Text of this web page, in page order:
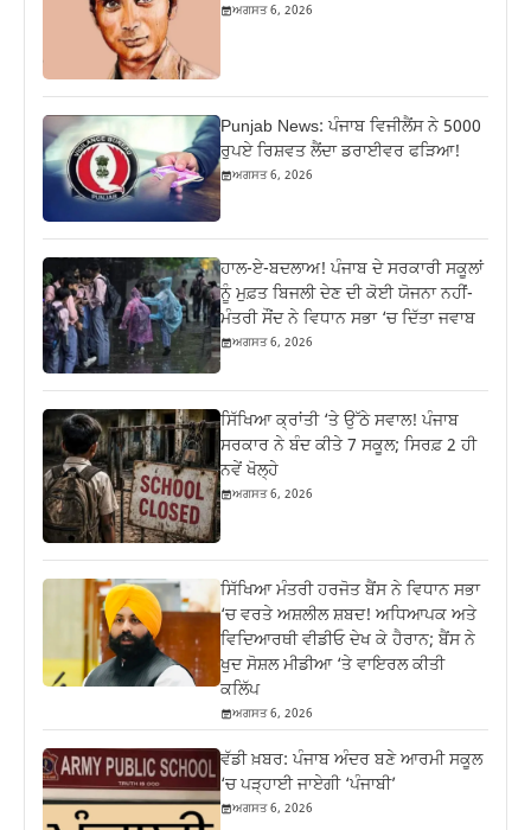
ਅਗਸਤ 6, 2026
Punjab News: ਪੰਜਾਬ ਵਿਜੀਲੈਂਸ ਨੇ 5000
ਰੁਪਏ ਰਿਸ਼ਵਤ ਲੈਂਦਾ ਡਰਾਈਵਰ ਫੜਿਆ!
ਅਗਸਤ 6, 2026
ਹਾਲ-ਏ-ਬਦਲਾਅ! ਪੰਜਾਬ ਦੇ ਸਰਕਾਰੀ ਸਕੂਲਾਂ
ਨੂੰ ਮੁਫ਼ਤ ਬਿਜਲੀ ਦੇਣ ਦੀ ਕੋਈ ਯੋਜਨਾ ਨਹੀਂ-
ਮੰਤਰੀ ਸੌਂਦ ਨੇ ਵਿਧਾਨ ਸਭਾ ‘ਚ ਦਿੱਤਾ ਜਵਾਬ
ਅਗਸਤ 6, 2026
ਸਿੱਖਿਆ ਕ੍ਰਾਂਤੀ ‘ਤੇ ਉੱਠੇ ਸਵਾਲ! ਪੰਜਾਬ
ਸਰਕਾਰ ਨੇ ਬੰਦ ਕੀਤੇ 7 ਸਕੂਲ; ਸਿਰਫ਼ 2 ਹੀ
ਨਵੇਂ ਖੋਲ੍ਹੇ
ਅਗਸਤ 6, 2026
ਸਿੱਖਿਆ ਮੰਤਰੀ ਹਰਜੋਤ ਬੈਂਸ ਨੇ ਵਿਧਾਨ ਸਭਾ
‘ਚ ਵਰਤੇ ਅਸ਼ਲੀਲ ਸ਼ਬਦ! ਅਧਿਆਪਕ ਅਤੇ
ਵਿਦਿਆਰਥੀ ਵੀਡੀਓ ਦੇਖ ਕੇ ਹੈਰਾਨ; ਬੈਂਸ ਨੇ
ਖੁਦ ਸੋਸ਼ਲ ਮੀਡੀਆ ‘ਤੇ ਵਾਇਰਲ ਕੀਤੀ
ਕਲਿੱਪ
ਅਗਸਤ 6, 2026
ਵੱਡੀ ਖ਼ਬਰ: ਪੰਜਾਬ ਅੰਦਰ ਬਣੇ ਆਰਮੀ ਸਕੂਲ
‘ਚ ਪੜ੍ਹਾਈ ਜਾਏਗੀ ‘ਪੰਜਾਬੀ’
ਅਗਸਤ 6, 2026